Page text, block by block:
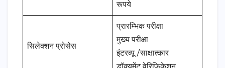
रूपये
सिलेक्शन प्रोसेस
प्रारम्भिक परीक्षा
मुख्य परीक्षा
इंटरव्यू /साक्षात्कार